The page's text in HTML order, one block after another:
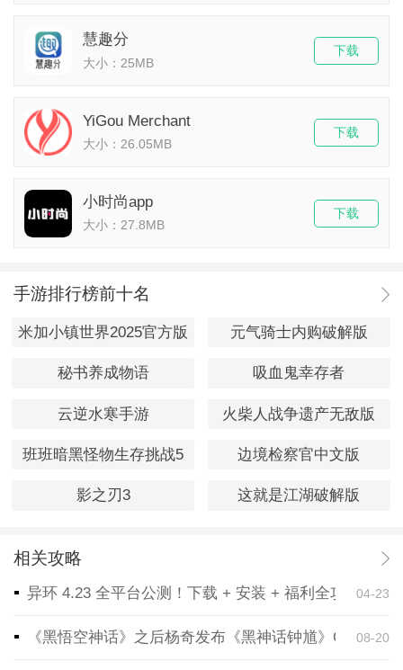
慧趣分
大小：25MB
下载
YiGou Merchant
大小：26.05MB
下载
小时尚app
大小：27.8MB
下载
手游排行榜前十名
米加小镇世界2025官方版 元气骑士内购破解版
秘书养成物语 吸血鬼幸存者
云逆水寒手游 火柴人战争遗产无敌版
班班暗黑怪物生存挑战5 边境检察官中文版
影之刃3 这就是江湖破解版
相关攻略
异环 4.23 全平台公测！下载 + 安装 + 福利全攻略，一
04-23
《黑悟空神话》之后杨奇发布《黑神话钟馗》CG！预
08-20